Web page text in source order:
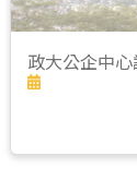
政大公企中